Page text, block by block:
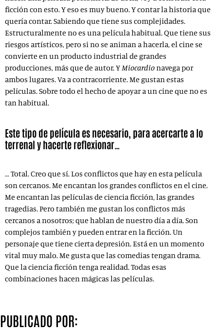
ficción con esto. Y eso es muy bueno. Y contar la historia que
quería contar. Sabiendo que tiene sus complejidades.
Estructuralmente no es una película habitual. Que tiene sus
riesgos artísticos, pero si no se animan a hacerla, el cine se
convierte en un producto industrial de grandes
producciones, más que de autor. YMiocardionavega por
ambos lugares. Va a contracorriente. Me gustan estas
películas. Sobre todo el hecho de apoyar a un cine que no es
tan habitual.
Este tipo de película es necesario, para acercarte a lo
terrenal y hacerte reflexionar…
… Total. Creo que sí. Los conflictos que hay en esta película
son cercanos. Me encantan los grandes conflictos en el cine.
Me encantan las películas de ciencia ficción, las grandes
tragedias. Pero también me gustan los conflictos más
cercanos a nosotros; que hablan de nuestro día a día. Son
complejos también y pueden entrar en la ficción. Un
personaje que tiene cierta depresión. Está en un momento
vital muy malo. Me gusta que las comedias tengan drama.
Que la ciencia ficción tenga realidad. Todas esas
combinaciones hacen mágicas las películas.
PUBLICADO POR: